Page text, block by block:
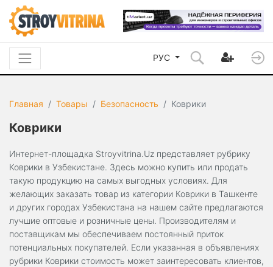
РУС
Главная Товары Безопасность Коврики
Коврики
Интернет-площадка Stroyvitrina.Uz представляет рубрику
Коврики в Узбекистане. Здесь можно купить или продать
такую продукцию на самых выгодных условиях. Для
желающих заказать товар из категории Коврики в Ташкенте
и других городах Узбекистана на нашем сайте предлагаются
лучшие оптовые и розничные цены. Производителям и
поставщикам мы обеспечиваем постоянный приток
потенциальных покупателей. Если указанная в объявлениях
рубрики Коврики стоимость может заинтересовать клиентов,